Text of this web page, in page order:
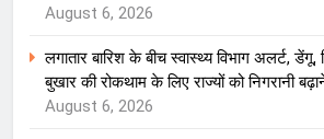
August 6, 2026
लगातार बारिश के बीच स्वास्थ्य विभाग अलर्ट,
बुखार की रोकथाम के लिए राज्यों को निगरानी
August 6, 2026